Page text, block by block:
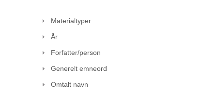
Materialtyper
År
Forfatter/person
Generelt emneord
Omtalt navn